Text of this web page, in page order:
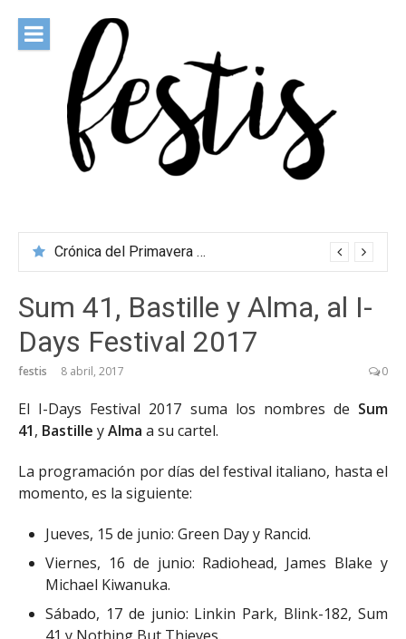
contenido
Crónica del Primavera Sound Porto 2026
Sum 41, Bastille y Alma, al I-
Days Festival 2017
festis 8 abril, 2017 0
El I-Days Festival 2017 suma los nombres de Sum
41, Bastille yAlma a su cartel.
La programación por días del festival italiano, hasta el
momento, es la siguiente:
Jueves, 15 de junio: Green Day y Rancid.
Viernes, 16 de junio: Radiohead, James Blake y
Michael Kiwanuka.
Sábado, 17 de junio: Linkin Park, Blink-182, Sum
41 y Nothing But Thieves.